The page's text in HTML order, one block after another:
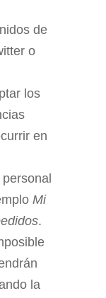
de
o
los
en
Mi
.
la